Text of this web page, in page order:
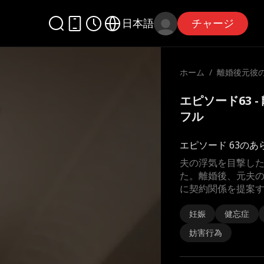
日本語 チャージ
ホーム / 離婚後元彼
エピソード63 -
フル
エピソード 63のあ
夫の浮気を目撃し
た。離婚後、元夫
に契約関係を提案
妊娠
健忘症
妨害行為